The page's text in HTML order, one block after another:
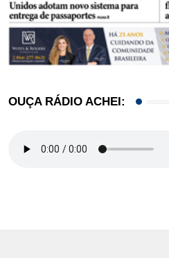
OUÇA RÁDIO ACHEI: